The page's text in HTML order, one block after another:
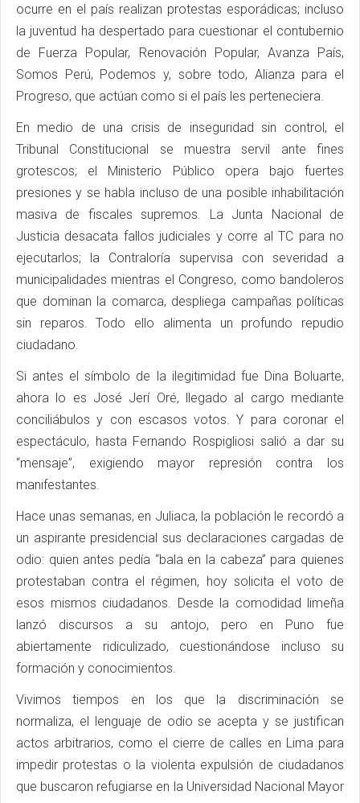
ocurre en el país realizan protestas esporádicas; incluso
la juventud ha despertado para cuestionar el contubernio
de Fuerza Popular, Renovación Popular, Avanza País,
Somos Perú, Podemos y, sobre todo, Alianza para el
Progreso, que actúan como si el país les perteneciera.
En medio de una crisis de inseguridad sin control, el
Tribunal Constitucional se muestra servil ante fines
grotescos; el Ministerio Público opera bajo fuertes
presiones y se habla incluso de una posible inhabilitación
masiva de fiscales supremos. La Junta Nacional de
Justicia desacata fallos judiciales y corre al TC para no
ejecutarlos; la Contraloría supervisa con severidad a
municipalidades mientras el Congreso, como bandoleros
que dominan la comarca, despliega campañas políticas
sin reparos. Todo ello alimenta un profundo repudio
ciudadano.
Si antes el símbolo de la ilegitimidad fue Dina Boluarte,
ahora lo es José Jerí Oré, llegado al cargo mediante
conciliábulos y con escasos votos. Y para coronar el
espectáculo, hasta Fernando Rospigliosi salió a dar su
“mensaje”, exigiendo mayor represión contra los
manifestantes.
Hace unas semanas, en Juliaca, la población le recordó a
un aspirante presidencial sus declaraciones cargadas de
odio: quien antes pedía “bala en la cabeza” para quienes
protestaban contra el régimen, hoy solicita el voto de
esos mismos ciudadanos. Desde la comodidad limeña
lanzó discursos a su antojo, pero en Puno fue
abiertamente ridiculizado, cuestionándose incluso su
formación y conocimientos.
Vivimos tiempos en los que la discriminación se
normaliza, el lenguaje de odio se acepta y se justifican
actos arbitrarios, como el cierre de calles en Lima para
impedir protestas o la violenta expulsión de ciudadanos
que buscaron refugiarse en la Universidad Nacional Mayor